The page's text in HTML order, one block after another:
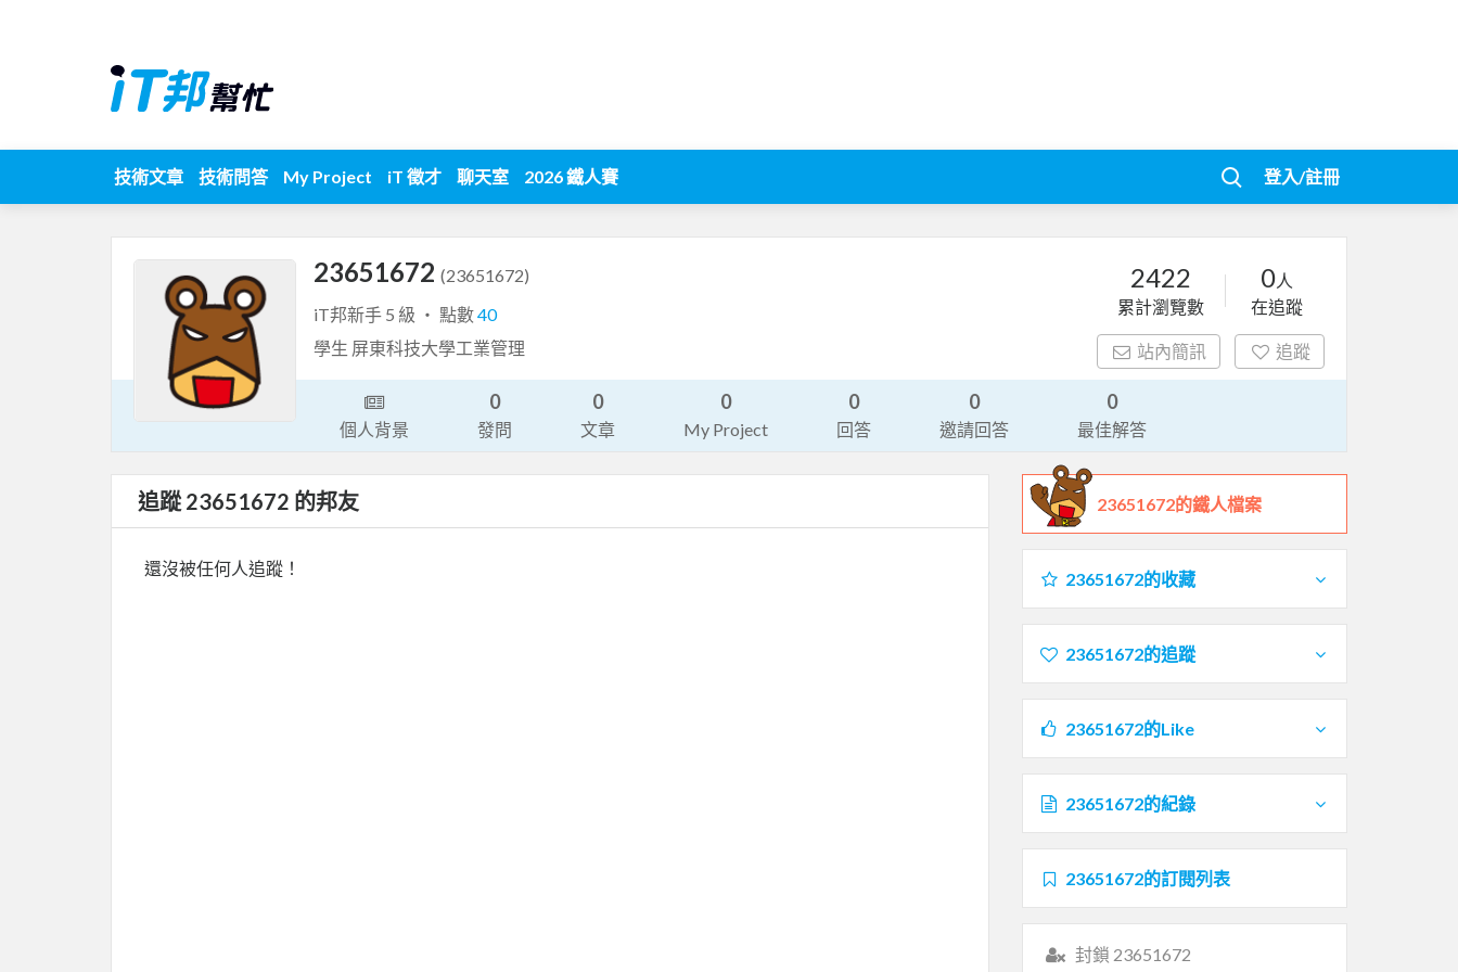
技術文章 技術問答 My Project iT 徵才 聊天室 2026 鐵人賽 登入/註冊
23651672 (23651672)
iT邦新手 5 級 ‧ 點數40
學生 屏東科技大學工業管理
2422
累計瀏覽數
0人
在追蹤
站內簡訊 追蹤
個人背景
0
發問
0
文章
0
My Project
0
回答
0
邀請回答
0
最佳解答
追蹤 23651672 的邦友
還沒被任何人追蹤！
23651672的鐵人檔案
23651672的收藏
23651672的追蹤
23651672的Like
23651672的紀錄
23651672的訂閱列表
封鎖 23651672